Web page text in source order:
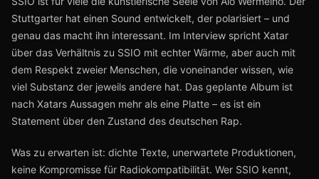
Stuttgarter hat einen Sound entwickelt, der polarisiert – und
genau das macht ihn interessant. Im Interview spricht Xatar
über das Verhältnis zu SSIO mit echter Wärme, aber auch mit
dem Respekt zweier Menschen, die voneinander wissen, wie
viel Substanz der jeweils andere hat. Das geplante Album ist
nach Xatars Aussagen mehr als eine Platte – es ist ein
Statement über den Zustand des deutschen Rap.
Was zu erwarten ist: dichte Texte, unerwartete Produktionen,
keine Kompromisse für Radiokompatibilität. Wer SSIO kennt,